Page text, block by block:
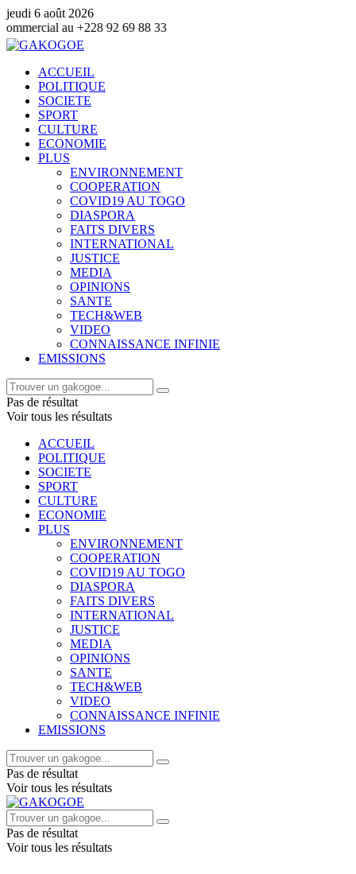
jeudi 6 août 2026
92 69 88 33
ACCUEIL
POLITIQUE
SOCIETE
SPORT
CULTURE
ECONOMIE
PLUS
ENVIRONNEMENT
COOPERATION
COVID19 AU TOGO
DIASPORA
FAITS DIVERS
INTERNATIONAL
JUSTICE
MEDIA
OPINIONS
SANTE
TECH&WEB
VIDEO
CONNAISSANCE INFINIE
EMISSIONS
Pas de résultat
Voir tous les résultats
ACCUEIL
POLITIQUE
SOCIETE
SPORT
CULTURE
ECONOMIE
PLUS
ENVIRONNEMENT
COOPERATION
COVID19 AU TOGO
DIASPORA
FAITS DIVERS
INTERNATIONAL
JUSTICE
MEDIA
OPINIONS
SANTE
TECH&WEB
VIDEO
CONNAISSANCE INFINIE
EMISSIONS
Pas de résultat
Voir tous les résultats
Pas de résultat
Voir tous les résultats